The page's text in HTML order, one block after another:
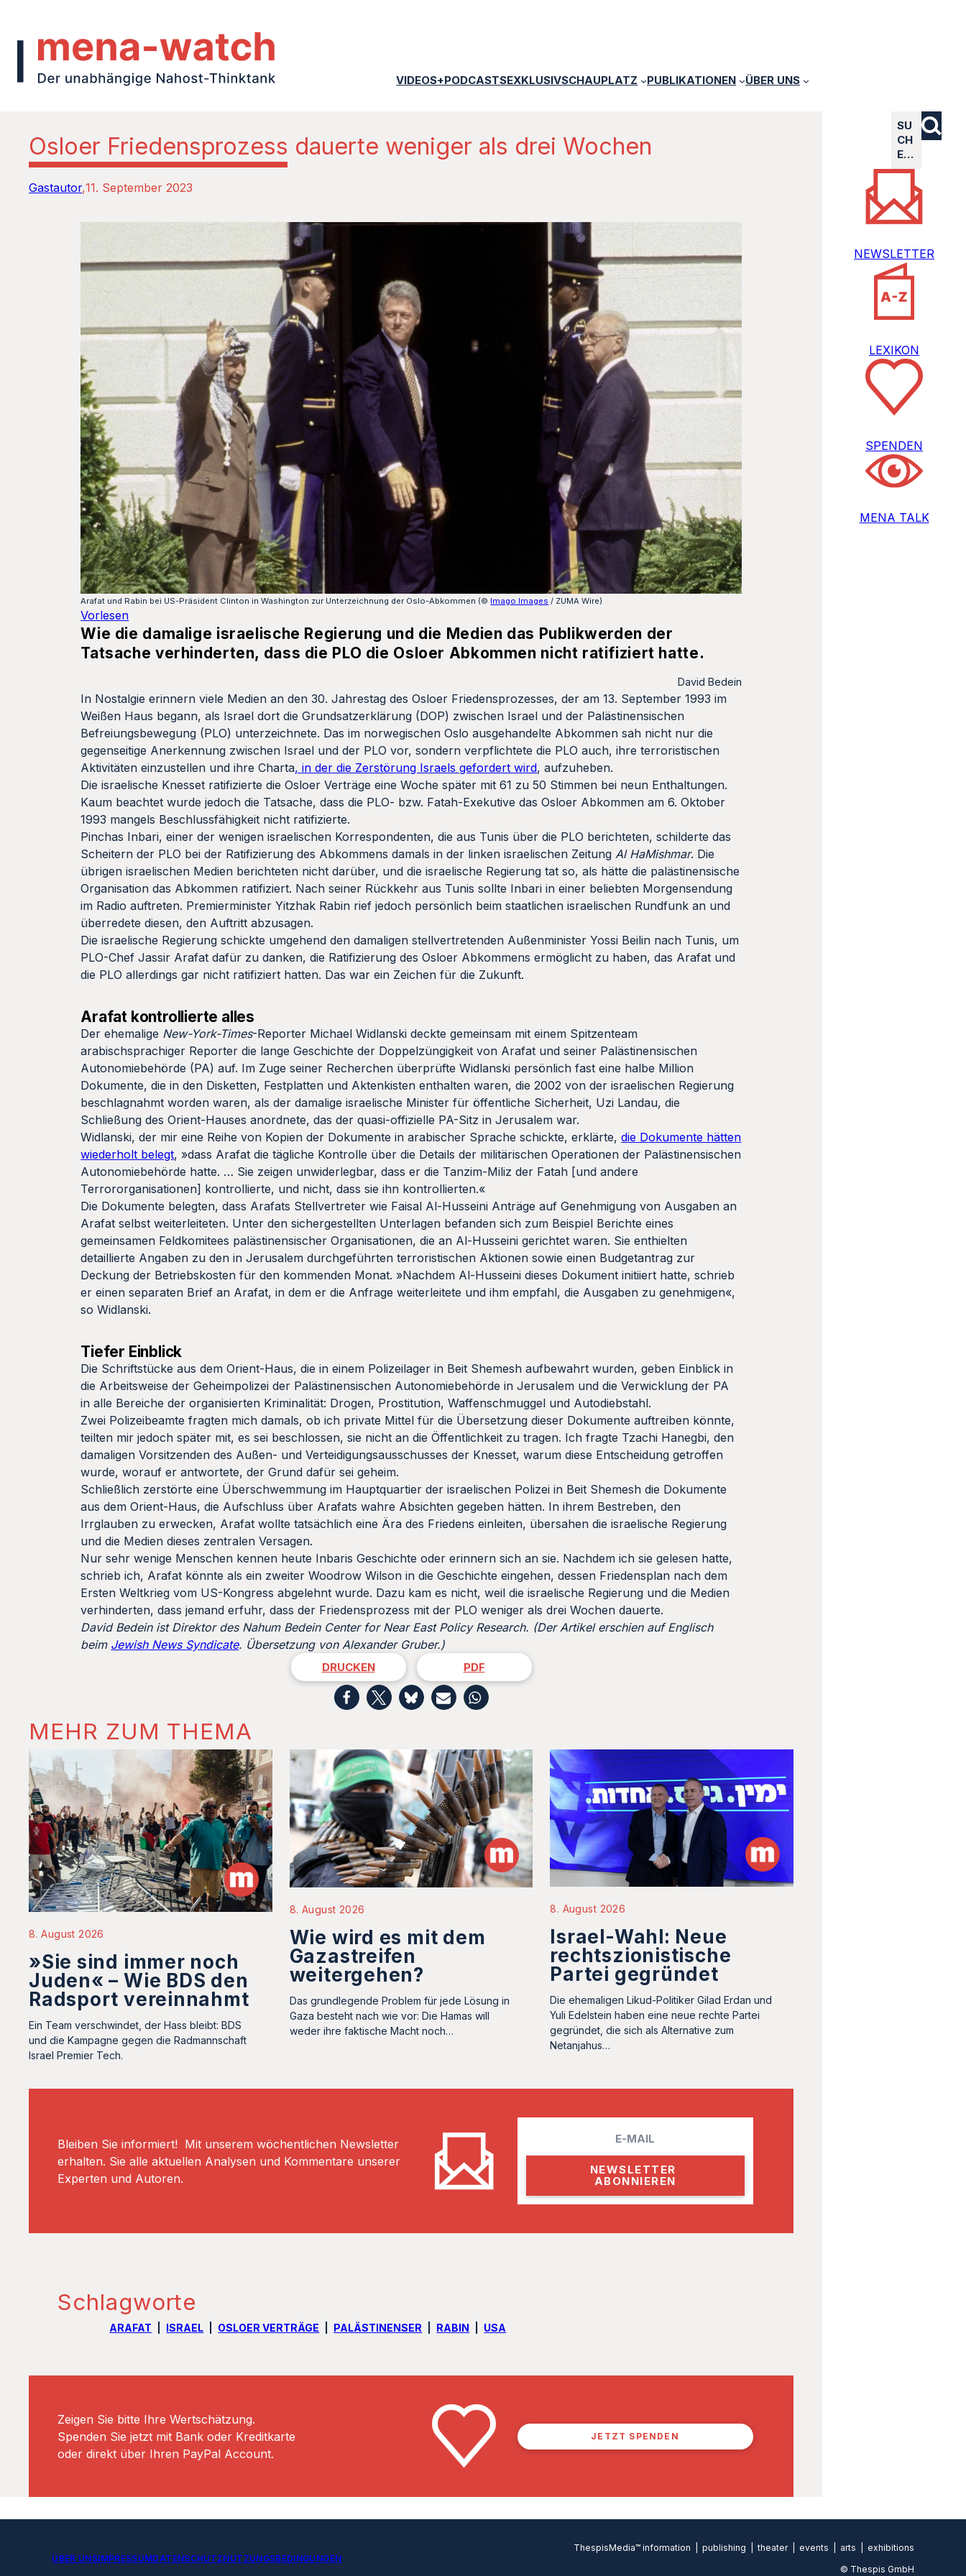
VIDEOS+PODCASTSEXKLUSIVSCHAUPLATZ PUBLIKATIONEN ÜBER UNS
Osloer Friedensprozess dauerte weniger als drei Wochen
Gastautor 11. September 2023
Arafat und Rabin bei US-Präsident Clinton in Washington zur Unterzeichnung der Oslo-Abkommen (© Imago Images / ZUMA Wire)
Vorlesen
Wie die damalige israelische Regierung und die Medien das Publikwerden der
Tatsache verhinderten, dass die PLO die Osloer Abkommen nicht ratifiziert hatte.
David Bedein
In Nostalgie erinnern viele Medien an den 30. Jahrestag des Osloer Friedensprozesses, der am 13. September 1993 im
Weißen Haus begann, als Israel dort die Grundsatzerklärung (DOP) zwischen Israel und der Palästinensischen
Befreiungsbewegung (PLO) unterzeichnete. Das im norwegischen Oslo ausgehandelte Abkommen sah nicht nur die
gegenseitige Anerkennung zwischen Israel und der PLO vor, sondern verpflichtete die PLO auch, ihre terroristischen
Aktivitäten einzustellen und ihre Charta, in der die Zerstörung Israels gefordert wird, aufzuheben.
Die israelische Knesset ratifizierte die Osloer Verträge eine Woche später mit 61 zu 50 Stimmen bei neun Enthaltungen.
Kaum beachtet wurde jedoch die Tatsache, dass die PLO- bzw. Fatah-Exekutive das Osloer Abkommen am 6. Oktober
1993 mangels Beschlussfähigkeit nicht ratifizierte.
Pinchas Inbari, einer der wenigen israelischen Korrespondenten, die aus Tunis über die PLO berichteten, schilderte das
Scheitern der PLO bei der Ratifizierung des Abkommens damals in der linken israelischen ZeitungAl HaMishmar. Die
übrigen israelischen Medien berichteten nicht darüber, und die israelische Regierung tat so, als hätte die palästinensische
Organisation das Abkommen ratifiziert. Nach seiner Rückkehr aus Tunis sollte Inbari in einer beliebten Morgensendung
im Radio auftreten. Premierminister Yitzhak Rabin rief jedoch persönlich beim staatlichen israelischen Rundfunk an und
überredete diesen, den Auftritt abzusagen.
Die israelische Regierung schickte umgehend den damaligen stellvertretenden Außenminister Yossi Beilin nach Tunis, um
PLO-Chef Jassir Arafat dafür zu danken, die Ratifizierung des Osloer Abkommens ermöglicht zu haben, das Arafat und
die PLO allerdings gar nicht ratifiziert hatten. Das war ein Zeichen für die Zukunft.
Arafat kontrollierte alles
Der ehemalige New-York-Times-Reporter Michael Widlanski deckte gemeinsam mit einem Spitzenteam
arabischsprachiger Reporter die lange Geschichte der Doppelzüngigkeit von Arafat und seiner Palästinensischen
Autonomiebehörde (PA) auf. Im Zuge seiner Recherchen überprüfte Widlanski persönlich fast eine halbe Million
Dokumente, die in den Disketten, Festplatten und Aktenkisten enthalten waren, die 2002 von der israelischen Regierung
beschlagnahmt worden waren, als der damalige israelische Minister für öffentliche Sicherheit, Uzi Landau, die
Schließung des Orient-Hauses anordnete, das der quasi-offizielle PA-Sitz in Jerusalem war.
Widlanski, der mir eine Reihe von Kopien der Dokumente in arabischer Sprache schickte, erklärte,die Dokumente hätten
wiederholt belegt, »dass Arafat die tägliche Kontrolle über die Details der militärischen Operationen der Palästinensischen
Autonomiebehörde hatte. … Sie zeigen unwiderlegbar, dass er die Tanzim-Miliz der Fatah [und andere
Terrororganisationen] kontrollierte, und nicht, dass sie ihn kontrollierten.«
Die Dokumente belegten, dass Arafats Stellvertreter wie Faisal Al-Husseini Anträge auf Genehmigung von Ausgaben an
Arafat selbst weiterleiteten. Unter den sichergestellten Unterlagen befanden sich zum Beispiel Berichte eines
gemeinsamen Feldkomitees palästinensischer Organisationen, die an Al-Husseini gerichtet waren. Sie enthielten
detaillierte Angaben zu den in Jerusalem durchgeführten terroristischen Aktionen sowie einen Budgetantrag zur
Deckung der Betriebskosten für den kommenden Monat. »Nachdem Al-Husseini dieses Dokument initiiert hatte, schrieb
er einen separaten Brief an Arafat, in dem er die Anfrage weiterleitete und ihm empfahl, die Ausgaben zu genehmigen«,
so Widlanski.
Tiefer Einblick
Die Schriftstücke aus dem Orient-Haus, die in einem Polizeilager in Beit Shemesh aufbewahrt wurden, geben Einblick in
die Arbeitsweise der Geheimpolizei der Palästinensischen Autonomiebehörde in Jerusalem und die Verwicklung der PA
in alle Bereiche der organisierten Kriminalität: Drogen, Prostitution, Waffenschmuggel und Autodiebstahl.
Zwei Polizeibeamte fragten mich damals, ob ich private Mittel für die Übersetzung dieser Dokumente auftreiben könnte,
teilten mir jedoch später mit, es sei beschlossen, sie nicht an die Öffentlichkeit zu tragen. Ich fragte Tzachi Hanegbi, den
damaligen Vorsitzenden des Außen- und Verteidigungsausschusses der Knesset, warum diese Entscheidung getroffen
wurde, worauf er antwortete, der Grund dafür sei geheim.
Schließlich zerstörte eine Überschwemmung im Hauptquartier der israelischen Polizei in Beit Shemesh die Dokumente
aus dem Orient-Haus, die Aufschluss über Arafats wahre Absichten gegeben hätten. In ihrem Bestreben, den
Irrglauben zu erwecken, Arafat wollte tatsächlich eine Ära des Friedens einleiten, übersahen die israelische Regierung
und die Medien dieses zentralen Versagen.
Nur sehr wenige Menschen kennen heute Inbaris Geschichte oder erinnern sich an sie. Nachdem ich sie gelesen hatte,
schrieb ich, Arafat könnte als ein zweiter Woodrow Wilson in die Geschichte eingehen, dessen Friedensplan nach dem
Ersten Weltkrieg vom US-Kongress abgelehnt wurde. Dazu kam es nicht, weil die israelische Regierung und die Medien
verhinderten, dass jemand erfuhr, dass der Friedensprozess mit der PLO weniger als drei Wochen dauerte.
David Bedein ist Direktor des Nahum Bedein Center for Near East Policy Research. (Der Artikel erschien auf Englisch
beim Jewish News Syndicate. Übersetzung von Alexander Gruber.)
DRUCKEN PDF
MEHR ZUM THEMA
8. August 2026
»Sie sind immer noch
Juden« – Wie BDS den
Radsport vereinnahmt
Ein Team verschwindet, der Hass bleibt: BDS
und die Kampagne gegen die Radmannschaft
Israel Premier Tech.
8. August 2026
Wie wird es mit dem
Gazastreifen
weitergehen?
Das grundlegende Problem für jede Lösung in
Gaza besteht nach wie vor: Die Hamas will
weder ihre faktische Macht noch…
8. August 2026
Israel-Wahl: Neue
rechtszionistische
Partei gegründet
Die ehemaligen Likud-Politiker Gilad Erdan und
Yuli Edelstein haben eine neue rechte Partei
gegründet, die sich als Alternative zum
Netanjahus…
Bleiben Sie informiert! Mit unserem wöchentlichen Newsletter
erhalten. Sie alle aktuellen Analysen und Kommentare unserer
Experten und Autoren.
l
Schlagworte
ARAFAT ISRAEL OSLOER VERTRÄGE PALÄSTINENSER RABIN USA
Zeigen Sie bitte Ihre Wertschätzung.
Spenden Sie jetzt mit Bank oder Kreditkarte
oder direkt über Ihren PayPal Account.
JETZT SPENDEN
SU
CH
E…
NEWSLETTER
LEXIKON
SPENDEN
MENA TALK
ÜBER UNSIMPRESSUMDATENSCHUTZNUTZUNGSBEDINGUNGEN
ThespisMedia™ information | publishing | theater | events | arts | exhibitions
© Thespis GmbH